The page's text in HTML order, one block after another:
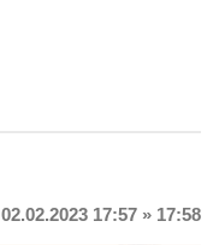
02.02.2023 17:57 » 17:58